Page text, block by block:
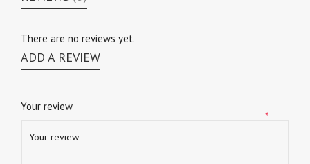
There are no reviews yet.
ADD A REVIEW
Your review
*